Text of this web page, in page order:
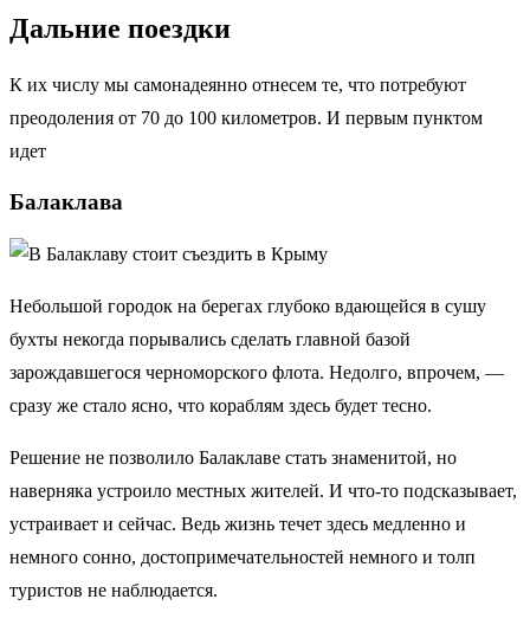
Дальние поездки
К их числу мы самонадеянно отнесем те, что потребуют
преодоления от 70 до 100 километров. И первым пунктом
идет
Балаклава
Небольшой городок на берегах глубоко вдающейся в сушу
бухты некогда порывались сделать главной базой
зарождавшегося черноморского флота. Недолго, впрочем, —
сразу же стало ясно, что кораблям здесь будет тесно.
Решение не позволило Балаклаве стать знаменитой, но
наверняка устроило местных жителей. И что-то подсказывает,
устраивает и сейчас. Ведь жизнь течет здесь медленно и
немного сонно, достопримечательностей немного и толп
туристов не наблюдается.